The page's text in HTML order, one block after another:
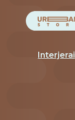
Interjerai